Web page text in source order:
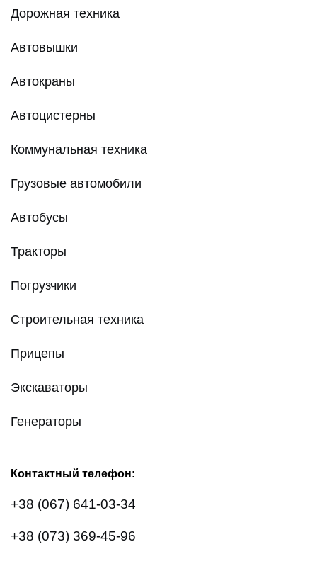
Дорожная техника
Автовышки
Автокраны
Автоцистерны
Коммунальная техника
Грузовые автомобили
Автобусы
Тракторы
Погрузчики
Строительная техника
Прицепы
Экскаваторы
Генераторы
Контактный телефон:
+38 (067) 641-03-34
+38 (073) 369-45-96